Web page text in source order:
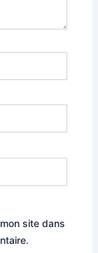
site dans